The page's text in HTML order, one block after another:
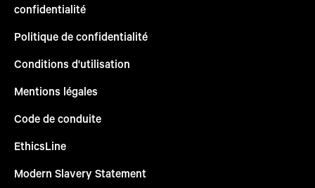
confidentialité
Politique de confidentialité
Conditions d'utilisation
Mentions légales
Code de conduite
EthicsLine
Modern Slavery Statement